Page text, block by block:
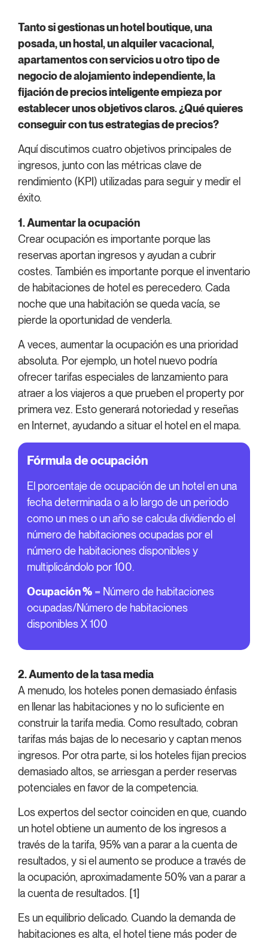
Tanto si gestionas un hotel boutique, una
posada, un hostal, un alquiler vacacional,
apartamentos con servicios u otro tipo de
negocio de alojamiento independiente, la
fijación de precios inteligente empieza por
establecer unos objetivos claros. ¿Qué quieres
conseguir con tus estrategias de precios?
Aquí discutimos cuatro objetivos principales de
ingresos, junto con las métricas clave de
rendimiento (KPI) utilizadas para seguir y medir el
éxito.
1. Aumentar la ocupación
Crear ocupación es importante porque las
reservas aportan ingresos y ayudan a cubrir
costes. También es importante porque el inventario
de habitaciones de hotel es perecedero. Cada
noche que una habitación se queda vacía, se
pierde la oportunidad de venderla.
A veces, aumentar la ocupación es una prioridad
absoluta. Por ejemplo, un hotel nuevo podría
ofrecer tarifas especiales de lanzamiento para
atraer a los viajeros a que prueben el property por
primera vez. Esto generará notoriedad y reseñas
en Internet, ayudando a situar el hotel en el mapa.
Fórmula de ocupación
El porcentaje de ocupación de un hotel en una
fecha determinada o a lo largo de un periodo
como un mes o un año se calcula dividiendo el
número de habitaciones ocupadas por el
número de habitaciones disponibles y
multiplicándolo por 100.
Ocupación % = Número de habitaciones
ocupadas/Número de habitaciones
disponibles X 100
2. Aumento de la tasa media
A menudo, los hoteles ponen demasiado énfasis
en llenar las habitaciones y no lo suficiente en
construir la tarifa media. Como resultado, cobran
tarifas más bajas de lo necesario y captan menos
ingresos. Por otra parte, si los hoteles fijan precios
demasiado altos, se arriesgan a perder reservas
potenciales en favor de la competencia.
Los expertos del sector coinciden en que, cuando
un hotel obtiene un aumento de los ingresos a
través de la tarifa, 95% van a parar a la cuenta de
resultados, y si el aumento se produce a través de
la ocupación, aproximadamente 50% van a parar a
la cuenta de resultados. [1]
Es un equilibrio delicado. Cuando la demanda de
habitaciones es alta, el hotel tiene más poder de